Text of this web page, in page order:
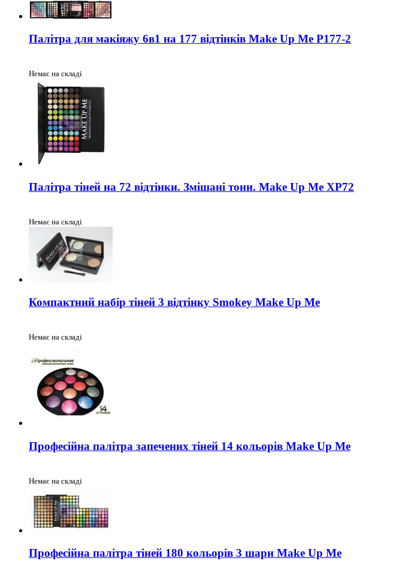
Палітра для макіяжу 6в1 на 177 відтінків Make Up Me P177-2
Немає на складі
Палітра тіней на 72 відтінки. Змішані тони. Make Up Me XP72
Немає на складі
Компактний набір тіней 3 відтінку Smokey Make Up Me
Немає на складі
Професійна палітра запечених тіней 14 кольорів Make Up Me
Немає на складі
Професійна палітра тіней 180 кольорів 3 шари Make Up Me